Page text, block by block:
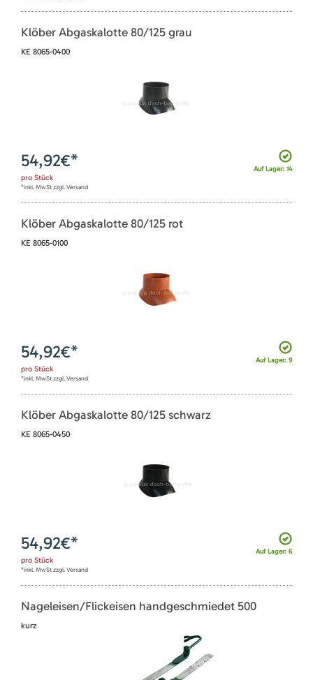
Klöber Abgaskalotte 80/125 grau
KE 8065-0400
Auf Lager: 14
54,92€*
pro Stück
*inkl. MwSt zzgl. Versand
Klöber Abgaskalotte 80/125 rot
KE 8065-0100
Auf Lager: 9
54,92€*
pro Stück
*inkl. MwSt zzgl. Versand
Klöber Abgaskalotte 80/125 schwarz
KE 8065-0450
Auf Lager: 6
54,92€*
pro Stück
*inkl. MwSt zzgl. Versand
Nageleisen/Flickeisen handgeschmiedet 500
kurz